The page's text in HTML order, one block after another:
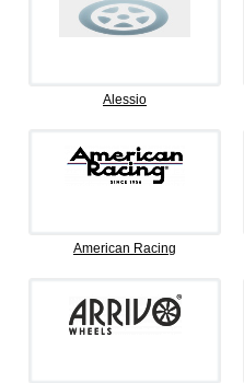
Alessio
American Racing